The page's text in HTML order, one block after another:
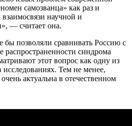
самозванца» как раз и
научной и
— считает она.
бы позволяли сравнивать Россию с
распространенности синдрома
этот вопрос как одну из
Тем не менее,
актуальна в отечественном